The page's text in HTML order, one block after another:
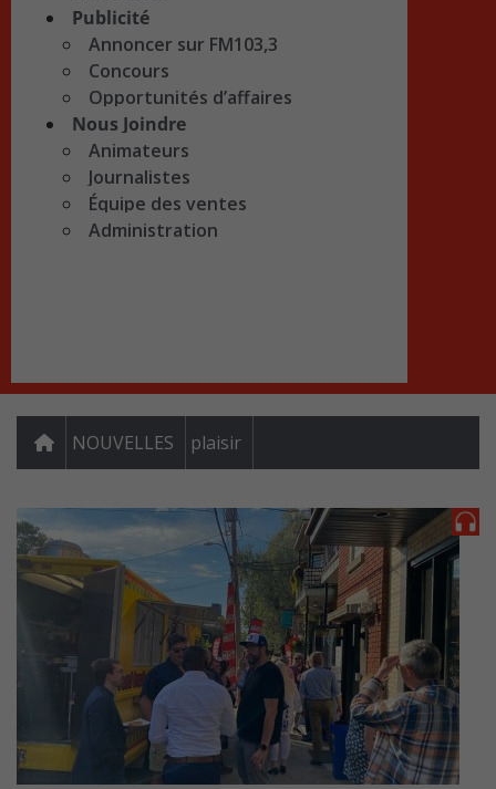
Publicité
Annoncer sur FM103,3
Concours
Opportunités d’affaires
Nous Joindre
Animateurs
Journalistes
Équipe des ventes
Administration
NOUVELLES plaisir